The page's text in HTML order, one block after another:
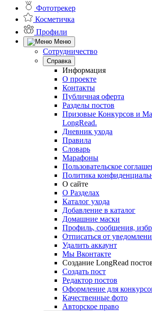
Фототрекер
Косметичка
Профили
Меню
Сотрудничество
Справка
Информация
О проекте
Контакты
Публичная оферта
Разделы постов
Призовые Конкурсов и
LongRead.
Дневник ухода
Правила
Словарь
Марафоны
Пользовательское
Политика
О сайте
О Разделах
Каталог ухода
Добавление в каталог
Домашние маски
Профиль, сообщения,
Отписаться от
Удалить аккаунт
Мы Вконтакте
Создание LongRead
Создать пост
Редактор постов
Оформление для
Качественные фото
Авторское право